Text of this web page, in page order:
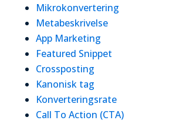
Mikrokonvertering
Metabeskrivelse
App Marketing
Featured Snippet
Crossposting
Kanonisk tag
Konverteringsrate
Call To Action (CTA)